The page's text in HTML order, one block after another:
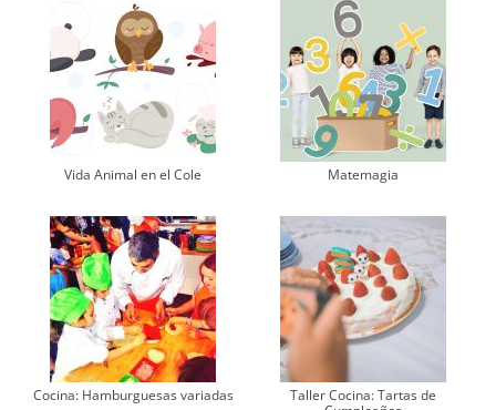
Vida Animal en el Cole Matemagia
Cocina: Hamburguesas variadas
Taller Cocina: Tartas de